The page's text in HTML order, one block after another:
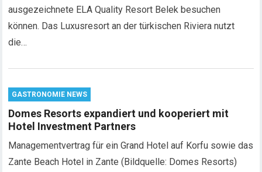
ausgezeichnete ELA Quality Resort Belek besuchen
können. Das Luxusresort an der türkischen Riviera nutzt
die…
GASTRONOMIE NEWS
Domes Resorts expandiert und kooperiert mit
Hotel Investment Partners
Managementvertrag für ein Grand Hotel auf Korfu sowie das
Zante Beach Hotel in Zante (Bildquelle: Domes Resorts)